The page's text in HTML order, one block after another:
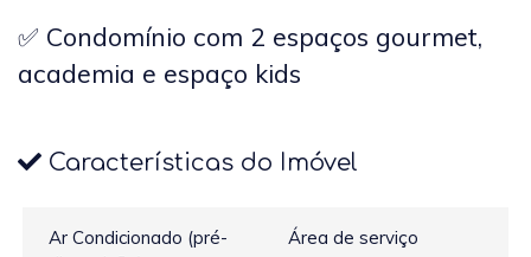
✅ Condomínio com 2 espaços gourmet,
academia e espaço kids
Características do Imóvel
Ar Condicionado (pré-
Área de serviço